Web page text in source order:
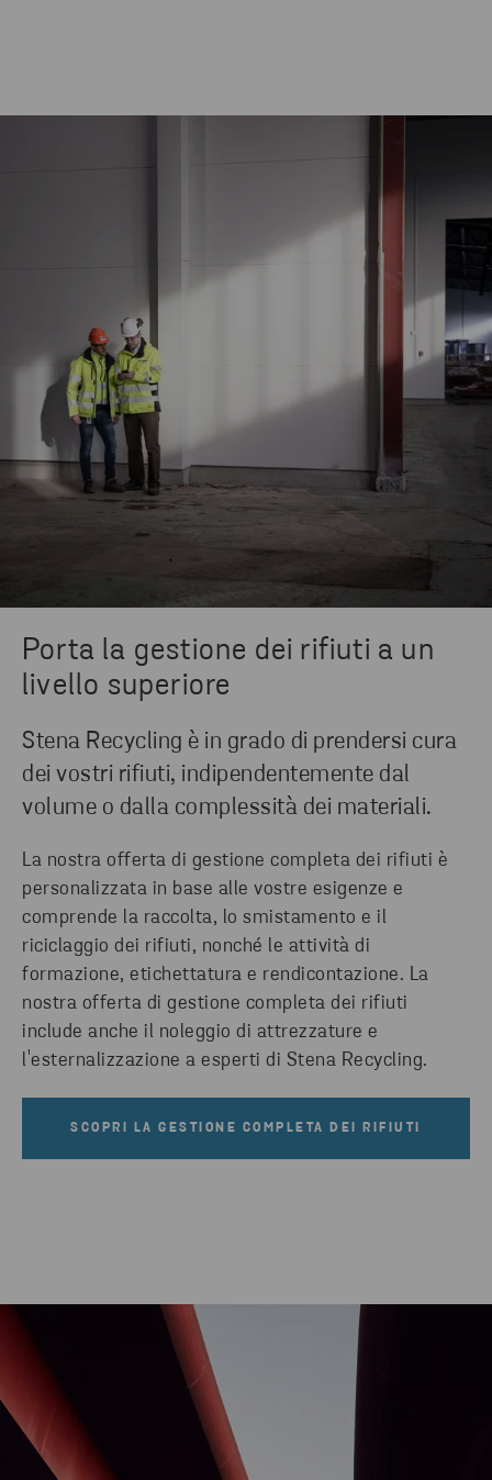
Porta la gestione dei rifiuti a un
livello superiore
Stena Recycling è in grado di prendersi cura
dei vostri rifiuti, indipendentemente dal
volume o dalla complessità dei materiali.
La nostra offerta di gestione completa dei rifiuti è
personalizzata in base alle vostre esigenze e
comprende la raccolta, lo smistamento e il
riciclaggio dei rifiuti, nonché le attività di
formazione, etichettatura e rendicontazione. La
nostra offerta di gestione completa dei rifiuti
include anche il noleggio di attrezzature e
l'esternalizzazione a esperti di Stena Recycling.
SCOPRI LA GESTIONE COMPLETA DEI RIFIUTI